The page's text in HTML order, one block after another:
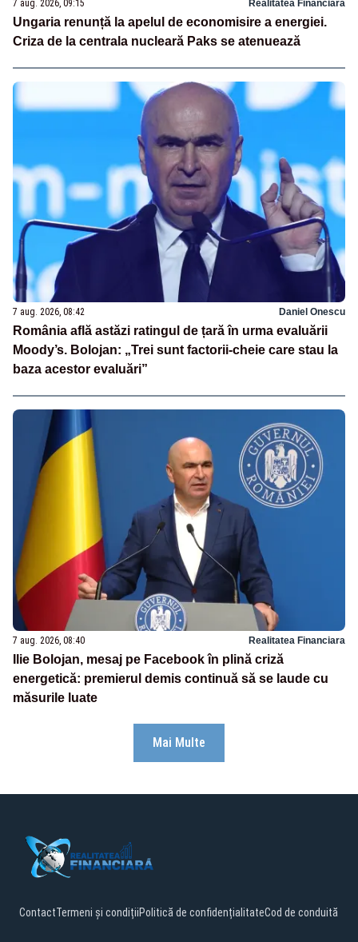
7 aug. 2026, 09:15 Realitatea Financiara
Ungaria renunță la apelul de economisire a energiei.
Criza de la centrala nucleară Paks se atenuează
7 aug. 2026, 08:42 Daniel Onescu
România află astăzi ratingul de țară în urma evaluării
Moody’s. Bolojan: „Trei sunt factorii-cheie care stau la
baza acestor evaluări”
7 aug. 2026, 08:40 Realitatea Financiara
Ilie Bolojan, mesaj pe Facebook în plină criză
energetică: premierul demis continuă să se laude cu
măsurile luate
Mai Multe
ContactTermeni și condițiiPolitică de confidențialitateCod de conduită